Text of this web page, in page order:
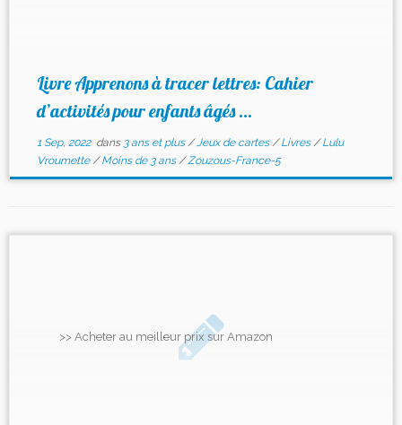
Livre Apprenons à tracer lettres: Cahier
d’activités pour enfants âgés ...
1 Sep, 2022dans 3 ans et plus/Jeux de cartes/Livres/Lulu
Vroumette/Moins de 3 ans/Zouzous-France-5
>> Acheter au meilleur prix sur Amazon